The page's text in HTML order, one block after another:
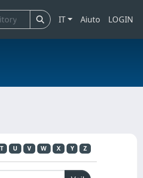
IT Aiuto LOGIN
T U V W X Y Z